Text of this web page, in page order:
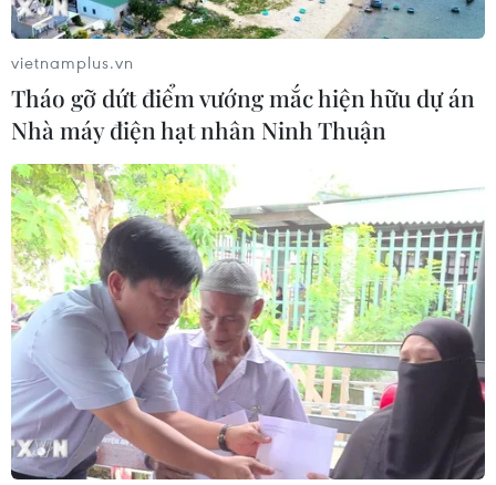
#dương tính với SARS-CoV-2
#Bắc Giang
#Khu công nghiệp
#mắc COVID-19
#tình hình dịch ở bắc giang
#bài tuyên truyền COVID-19
Bắc Giang
Bắc Ninh
vietnamplus.vn
Tháo gỡ dứt điểm vướng mắc hiện hữu dự án
Nhà máy điện hạt nhân Ninh Thuận